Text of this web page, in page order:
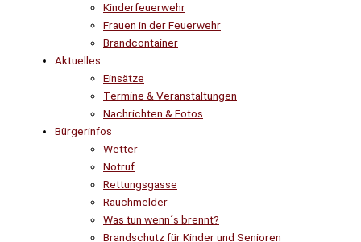
Kinderfeuerwehr
Frauen in der Feuerwehr
Brandcontainer
Aktuelles
Einsätze
Termine & Veranstaltungen
Nachrichten & Fotos
Bürgerinfos
Wetter
Notruf
Rettungsgasse
Rauchmelder
Was tun wenn´s brennt?
Brandschutz für Kinder und Senioren